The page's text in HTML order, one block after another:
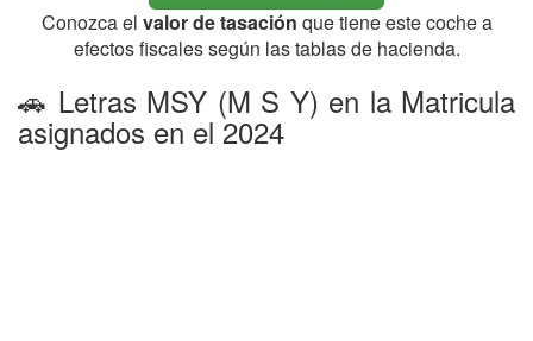
Conozca el valor de tasación que tiene este coche a
efectos fiscales según las tablas de hacienda.
🚗 Letras MSY (M S Y) en la Matricula
asignados en el 2024